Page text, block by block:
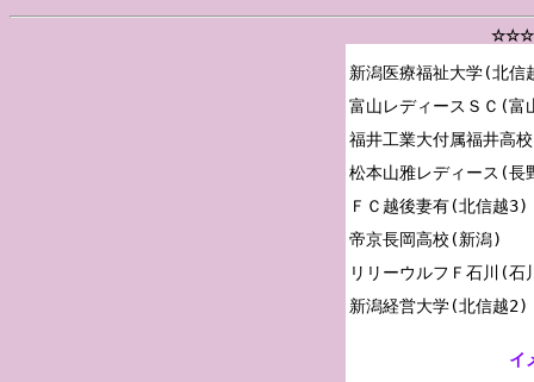
☆☆☆
新潟医療福祉大学(北信
富山レディースＳＣ(富
福井工業大付属福井高
松本山雅レディース(長
ＦＣ越後妻有(北信越3)
帝京長岡高校(新潟)
リリーウルフＦ石川(石
イ